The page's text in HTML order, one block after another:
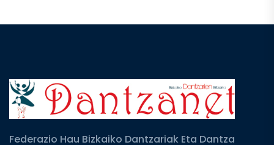
Federazio Hau Bizkaiko Dantzariak Eta Dantza